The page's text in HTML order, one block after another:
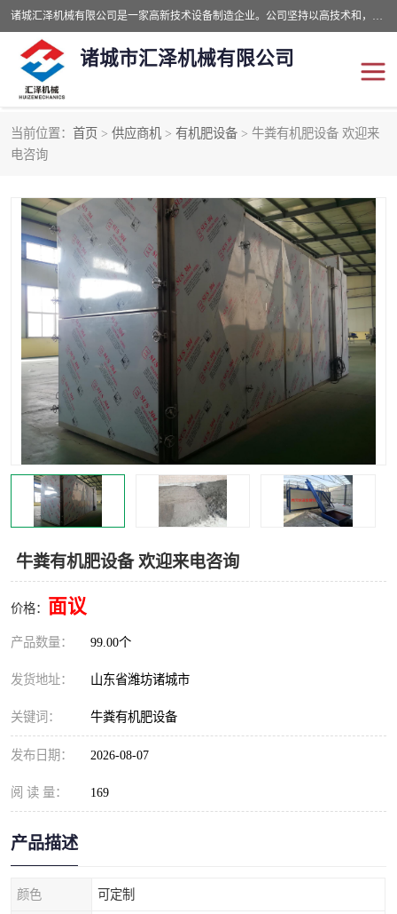
诸城汇泽机械有限公司是一家高新技术设备制造企业。公司坚持以高技术和，高服务于用户，以的环保机械制造设备赢的用户的信赖。现在主要生产死亡畜禽无害化处理和立式和卧式有机肥设备，搅拌机，烘干机，高温发酵机等。污水处理设备，固液分离机。气浮机，化制机等。公司秉承品质，用户至上，科技创新的经营理。
诸城市汇泽机械有限公司
当前位置： 首页 > 供应商机 > 有机肥设备 > 牛粪有机肥设备 欢迎来
电咨询
牛粪有机肥设备 欢迎来电咨询
价格： 面议
产品数量： 99.00个
发货地址： 山东省潍坊诸城市
关键词： 牛粪有机肥设备
发布日期： 2026-08-07
阅 读 量： 169
产品描述
颜色 可定制
发酵设备
鸡粪发酵机 有机肥设备
纳米膜好氧发酵堆肥机 粪污烘干酶体机
膜式堆肥机 纳米膜发酵
膜式发酵仓 分子膜堆肥仓
分子膜发酵堆肥设备